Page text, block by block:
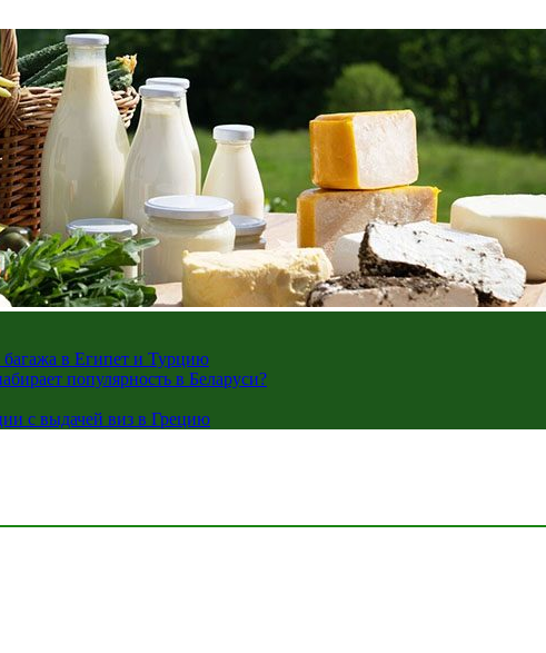
багажа в Египет и Турцию
популярность в Беларуси?
с выдачей виз в Грецию